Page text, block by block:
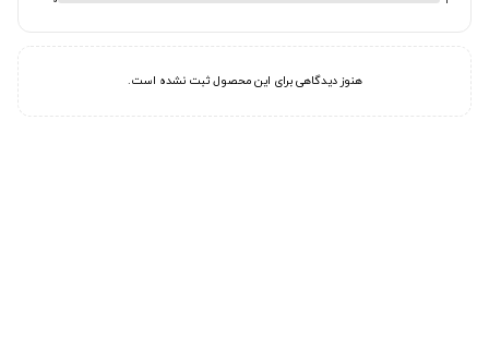
هنوز دیدگاهی برای این محصول ثبت نشده است.